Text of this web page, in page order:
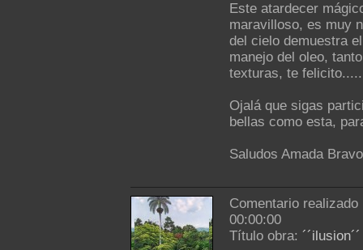
Este atardecer
maravilloso, es muy
del cielo demuestra
manejo del oleo,
texturas, te felicito.....
Ojalá que sigas
bellas como esta,
Saludos Amada
Comentario
00:00:00
Título obra: ´´ilusion´´